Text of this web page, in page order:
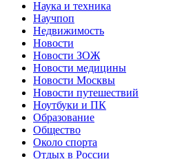
Наука и техника
Научпоп
Недвижимость
Новости
Новости ЗОЖ
Новости медицины
Новости Москвы
Новости путешествий
Ноутбуки и ПК
Образование
Общество
Около спорта
Отдых в России